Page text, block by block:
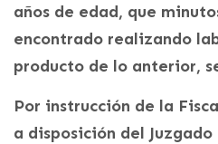
años de edad, que
encontrado realizando
producto de lo anterior,
Por instrucción de la
a disposición del